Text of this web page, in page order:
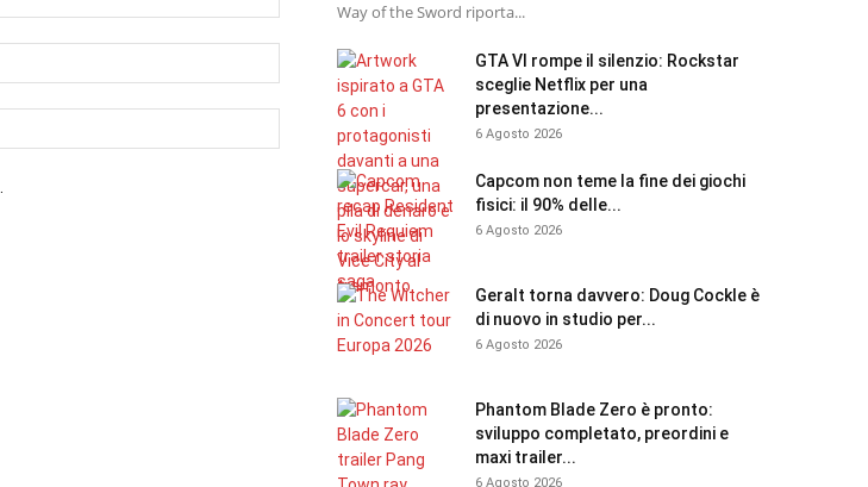
Way of the Sword riporta...
GTA VI rompe il silenzio: Rockstar
sceglie Netflix per una
presentazione...
6 Agosto 2026
Capcom non teme la fine dei giochi
fisici: il 90% delle...
6 Agosto 2026
Geralt torna davvero: Doug Cockle è
di nuovo in studio per...
6 Agosto 2026
Phantom Blade Zero è pronto:
sviluppo completato, preordini e
maxi trailer...
6 Agosto 2026